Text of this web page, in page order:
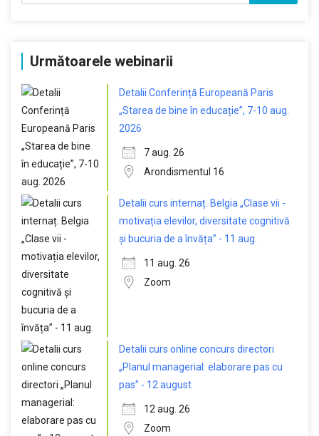
Următoarele webinarii
Detalii Conferință Europeană Paris
„Starea de bine în educație”, 7-10 aug.
2026
7 aug. 26
Arondismentul 16
Detalii curs internaț. Belgia „Clase vii -
motivația elevilor, diversitate cognitivă
și bucuria de a învăța” - 11 aug.
11 aug. 26
Zoom
Detalii curs online concurs directori
„Planul managerial: elaborare pas cu
pas” - 12 august
12 aug. 26
Zoom